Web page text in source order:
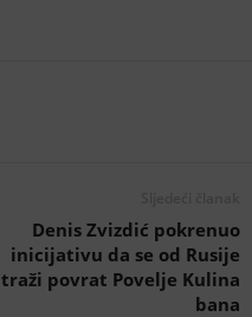
Denis Zvizdić pokrenuo
inicijativu da se od Rusije
traži povrat Povelje Kulina
bana